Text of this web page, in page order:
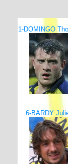
1-DOMINGO
6-BARDY